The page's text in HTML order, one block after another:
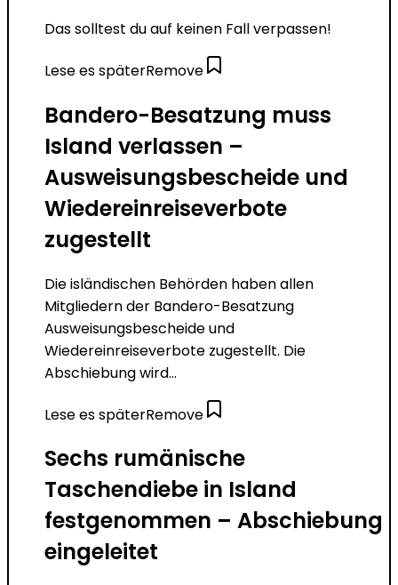
Das solltest du auf keinen Fall verpassen!
Lese es späterRemove
Bandero-Besatzung muss
Island verlassen –
Ausweisungsbescheide und
Wiedereinreiseverbote
zugestellt
Die isländischen Behörden haben allen
Mitgliedern der Bandero-Besatzung
Ausweisungsbescheide und
Wiedereinreiseverbote zugestellt. Die
Abschiebung wird...
Lese es späterRemove
Sechs rumänische
Taschendiebe in Island
festgenommen – Abschiebung
eingeleitet